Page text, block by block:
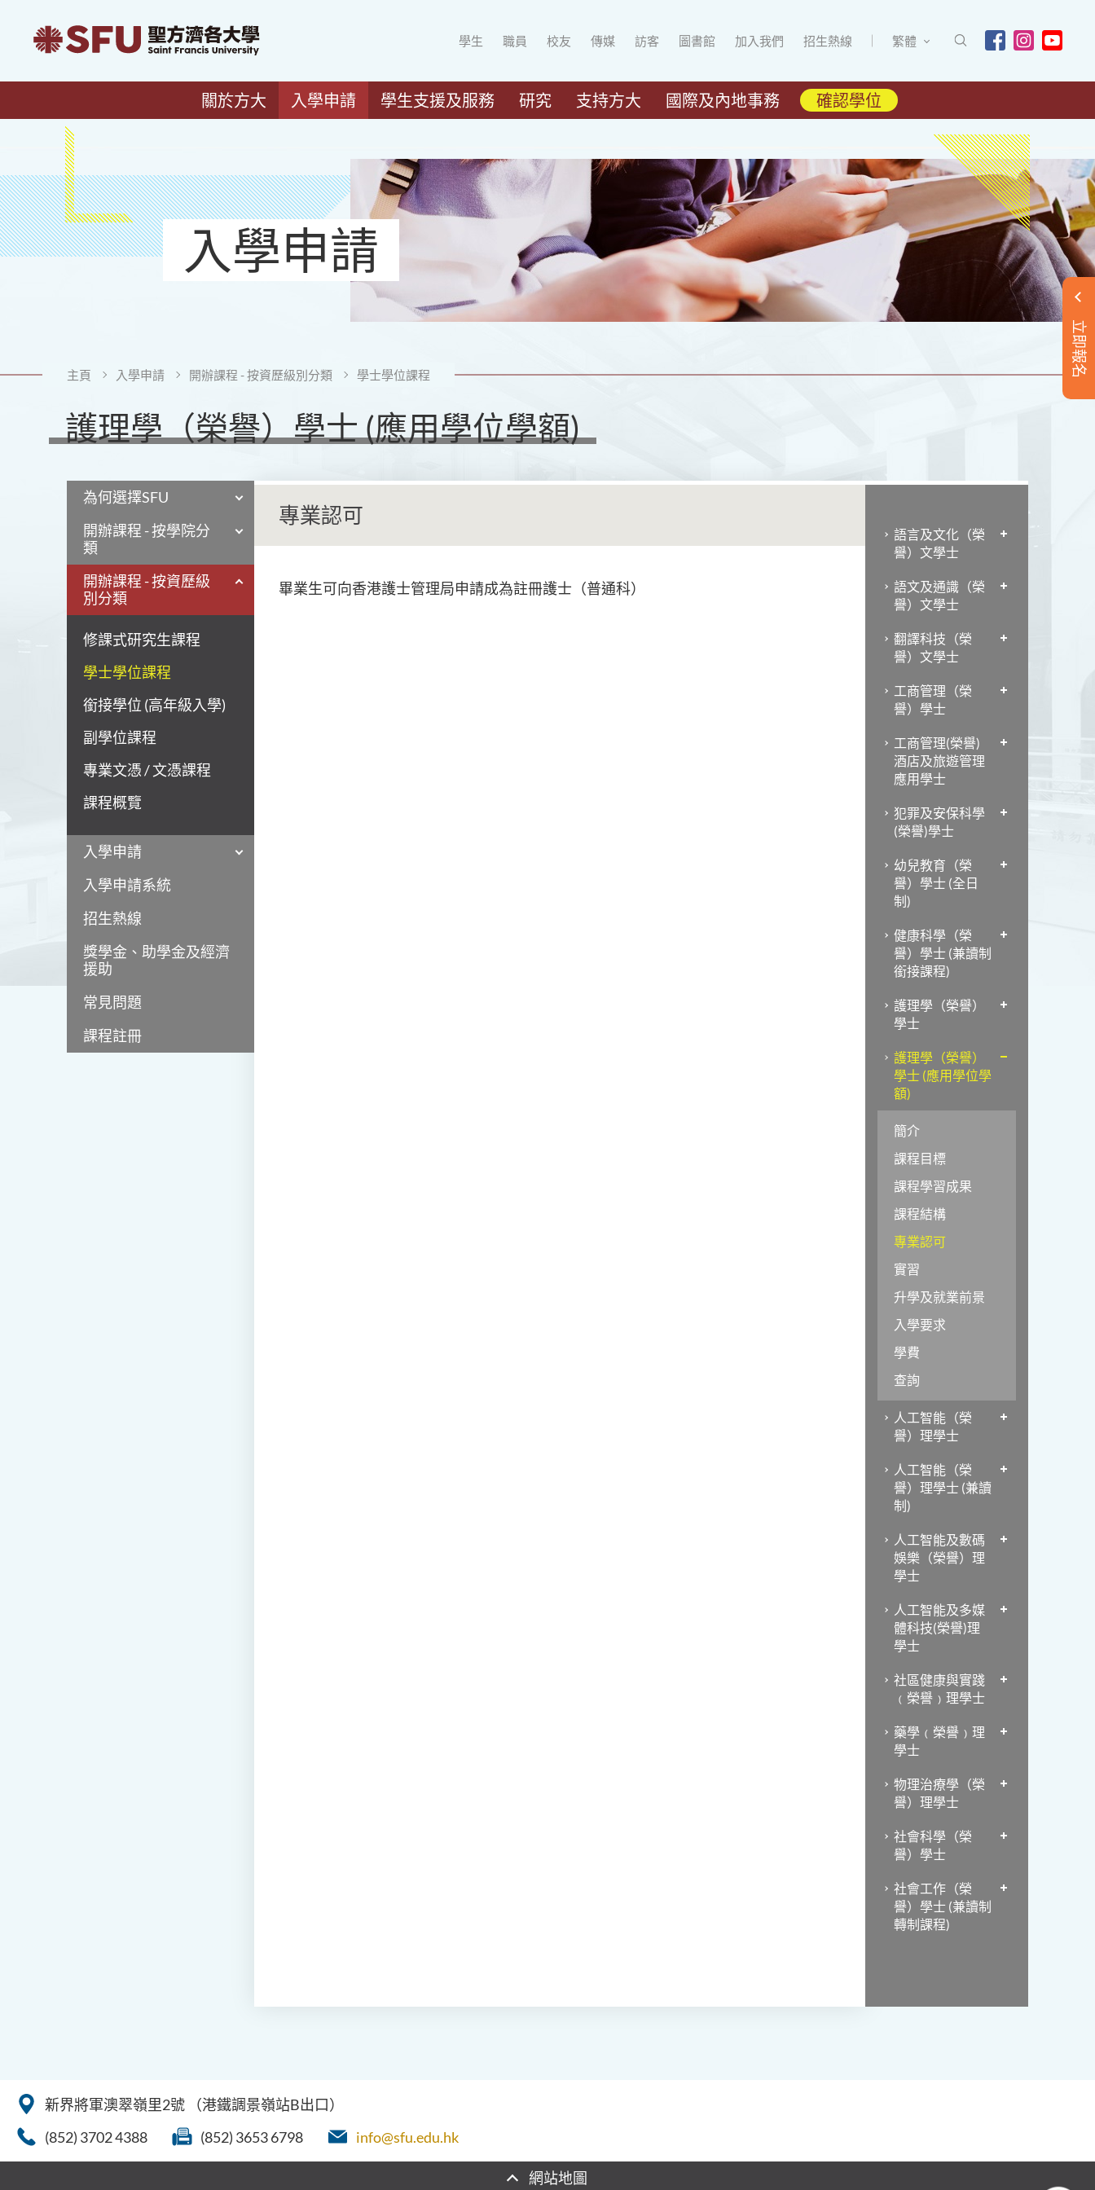
學生 職員 校友 傳媒 訪客 圖書館 加入我們 招生熱線 繁體
關於方大 入學申請 學生支援及服務 研究 支持方大 國際及內地事務 確認學位
立即報名
入學申請
主頁 入學申請 開辦課程 - 按資歷級別分類 學士學位課程
護理學（榮譽）學士 (應用學位學額)
為何選擇SFU
開辦課程 - 按學院分
類
開辦課程 - 按資歷級
別分類
修課式研究生課程
學士學位課程
銜接學位 (高年級入學)
副學位課程
專業文憑 / 文憑課程
課程概覽
入學申請
入學申請系統
招生熱線
獎學金、助學金及經濟
援助
常見問題
課程註冊
專業認可
畢業生可向香港護士管理局申請成為註冊護士（普通科）
語言及文化（榮
譽）文學士
語文及通識（榮
譽）文學士
翻譯科技（榮
譽）文學士
工商管理（榮
譽）學士
工商管理(榮譽)
酒店及旅遊管理
應用學士
犯罪及安保科學
(榮譽)學士
幼兒教育（榮
譽）學士 (全日
制)
健康科學（榮
譽）學士 (兼讀制
銜接課程)
護理學（榮譽）
學士
護理學（榮譽）
學士 (應用學位學
額)
簡介
課程目標
課程學習成果
課程結構
專業認可
實習
升學及就業前景
入學要求
學費
查詢
人工智能（榮
譽）理學士
人工智能（榮
譽）理學士 (兼讀
制)
人工智能及數碼
娛樂（榮譽）理
學士
人工智能及多媒
體科技(榮譽)理
學士
社區健康與實踐
﹙榮譽﹚理學士
藥學﹙榮譽﹚理
學士
物理治療學（榮
譽）理學士
社會科學（榮
譽）學士
社會工作（榮
譽）學士 (兼讀制
轉制課程)
新界將軍澳翠嶺里2號
（港鐵調景嶺站B出口）
(852) 3702 4388
(852) 3653 6798 info@sfu.edu.hk
網站地圖